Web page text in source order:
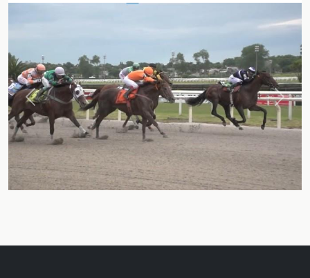
Anterior